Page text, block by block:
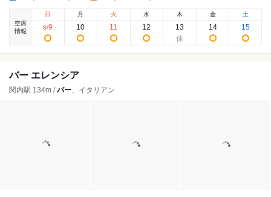
空席
情報
日
8/9
月
10
火
11
水
12
木
13
金
14
土
15
バー エレンシア
関内駅 134m /バー、イタリアン